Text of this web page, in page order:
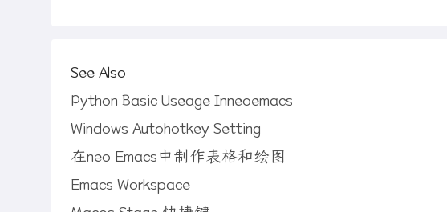
See Also
Python Basic Useage Inneoemacs
Windows Autohotkey Setting
在neo Emacs中制作表格和绘图
Emacs Workspace